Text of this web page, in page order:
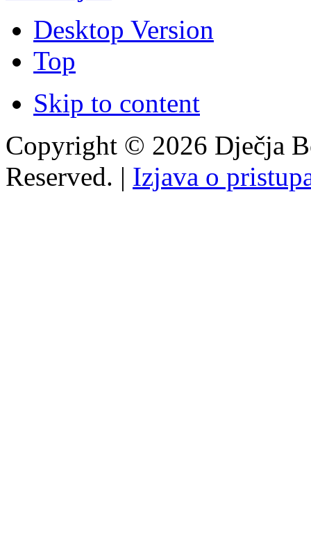
Desktop Version
Top
Skip to content
Copyright © 2026 Dječja
Reserved. | Izjava o